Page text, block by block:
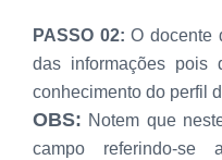
PASSO 02:O docente
das informações pois
conhecimento do perfil
OBS: Notem que
campo referindo-se